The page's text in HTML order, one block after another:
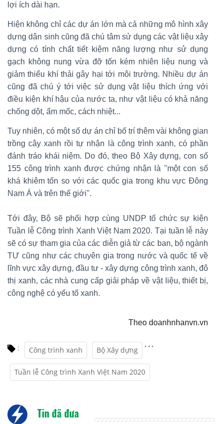
lợi ích dài hạn.
Hiện không chỉ các dự án lớn mà cả những mô hình xây
dựng dân sinh cũng đã chú tâm sử dụng các vật liệu xây
dựng có tính chất tiết kiệm năng lượng như sử dụng
gạch không nung vừa đỡ tốn kém nhiên liệu nung và
giảm thiểu khí thải gây hại tới môi trường. Nhiều dự án
cũng đã chú ý tới việc sử dụng vật liệu thích ứng với
điều kiện khí hậu của nước ta, như vật liệu có khả năng
chống dột, ẩm mốc, cách nhiệt...
Tuy nhiên, có một số dự án chỉ bố trí thêm vài không gian
trồng cây xanh rồi tự nhận là công trình xanh, có phần
đánh tráo khái niệm. Do đó, theo Bộ Xây dựng, con số
155 công trình xanh được chứng nhận là "một con số
khá khiêm tốn so với các quốc gia trong khu vực Đông
Nam Á và trên thế giới".
Tới đây, Bộ sẽ phối hợp cùng UNDP tổ chức sự kiện
Tuần lễ Công trình Xanh Việt Nam 2020. Tại tuần lễ này
sẽ có sự tham gia của các diễn giả từ các ban, bộ ngành
TƯ cũng như các chuyên gia trong nước và quốc tế về
lĩnh vực xây dựng, đầu tư - xây dựng công trình xanh, đô
thị xanh, các nhà cung cấp giải pháp về vật liệu, thiết bị,
công nghệ có yếu tố xanh.
Theo doanhnhanvn.vn
: Công trình xanh
,
Bộ Xây dựng
,
Tuần lễ Công trình Xanh Việt Nam 2020
,
Tin đã đưa